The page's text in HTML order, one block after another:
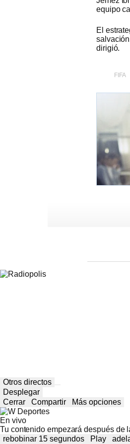
equipo
El
dirigió.
FIFA
Otros directos
Desplegar
Cerrar
Compartir Más opciones
En vivo
Tu contenido empezará después de
rebobinar 15 segundos
Play